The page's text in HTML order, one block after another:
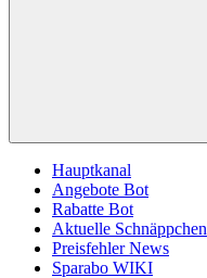
Hauptkanal
Angebote Bot
Rabatte Bot
Aktuelle Schnäppchen
Preisfehler News
Sparabo WIKI